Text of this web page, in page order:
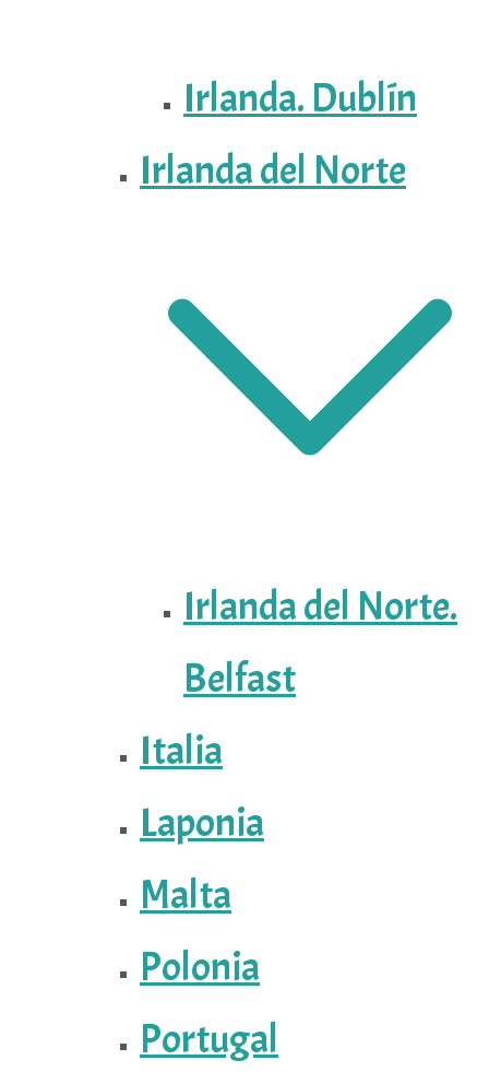
Irlanda. Dublín
Irlanda del Norte
Irlanda del Norte.
Belfast
Italia
Laponia
Malta
Polonia
Portugal